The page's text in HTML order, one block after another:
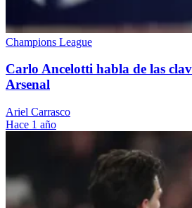
Champions League
Carlo Ancelotti habla de las
Arsenal
Ariel Carrasco
Hace 1 año